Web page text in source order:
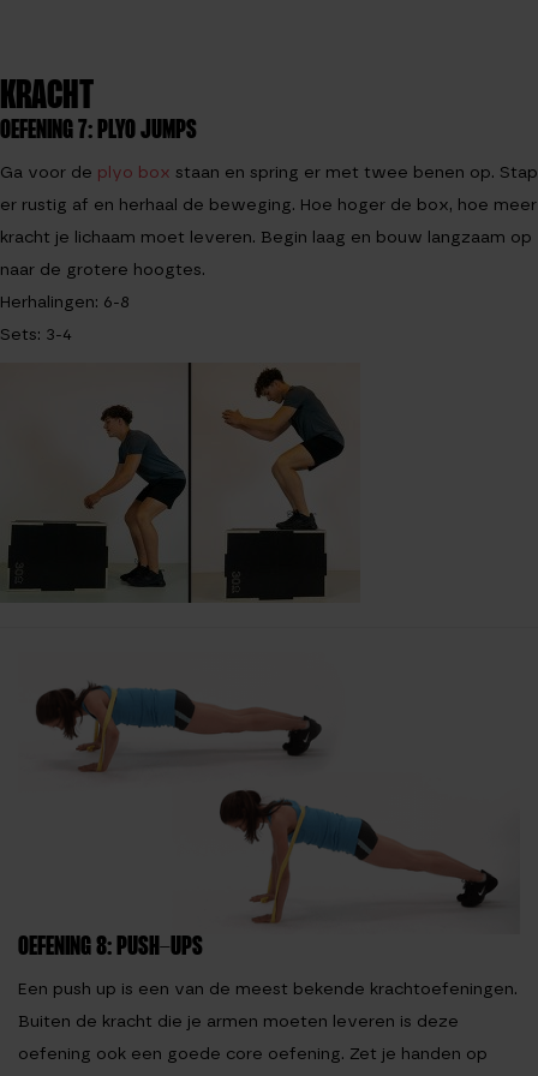
KRACHT
OEFENING 7: PLYO JUMPS
Ga voor de plyo box staan en spring er met twee benen op. Stap
er rustig af en herhaal de beweging. Hoe hoger de box, hoe meer
kracht je lichaam moet leveren. Begin laag en bouw langzaam op
naar de grotere hoogtes.
Herhalingen: 6-8
Sets: 3-4
OEFENING 8: PUSH-UPS
Een push up is een van de meest bekende krachtoefeningen.
Buiten de kracht die je armen moeten leveren is deze
oefening ook een goede core oefening. Zet je handen op